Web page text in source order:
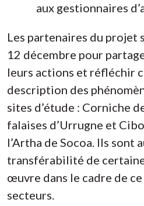
aux gestionnaires
Les partenaires du projet
12 décembre pour
leurs actions et réfléchir
description des
sites d’étude : Corniche
falaises d’Urrugne et
l’Artha de Socoa. Ils sont
transférabilité de
œuvre dans le cadre de
secteurs.